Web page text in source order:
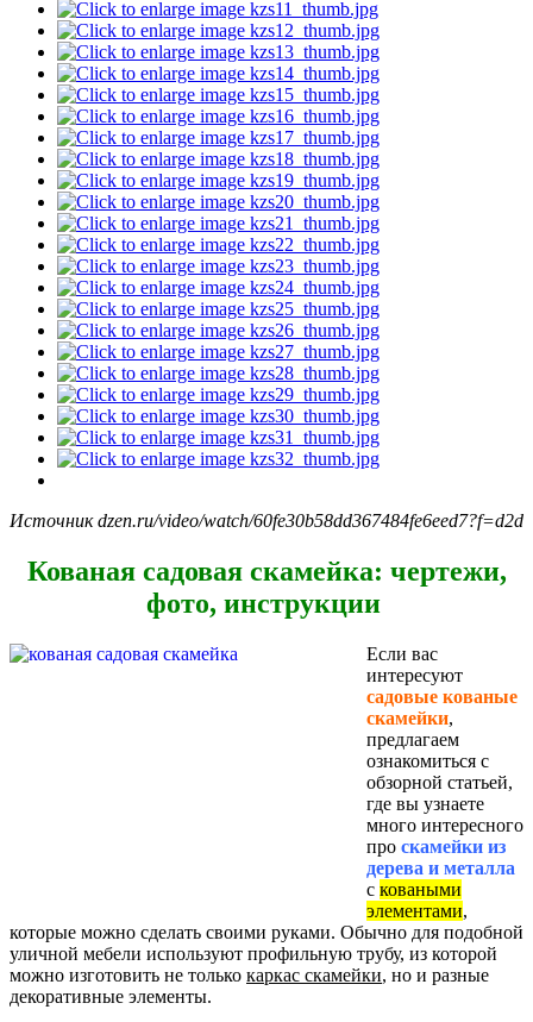
Источник dzen.ru/video/watch/60fe30b58dd367484fe6eed7?f=d2d
Кованая садовая скамейка: чертежи,
фото, инструкции
Если вас
интересуют
садовые кованые
скамейки,
предлагаем
ознакомиться с
обзорной статьей,
где вы узнаете
много интересного
про скамейки из
дерева и металла
с коваными
элементами,
которые можно сделать своими руками. Обычно для подобной
уличной мебели используют профильную трубу, из которой
можно изготовить не только каркас скамейки, но и разные
декоративные элементы.